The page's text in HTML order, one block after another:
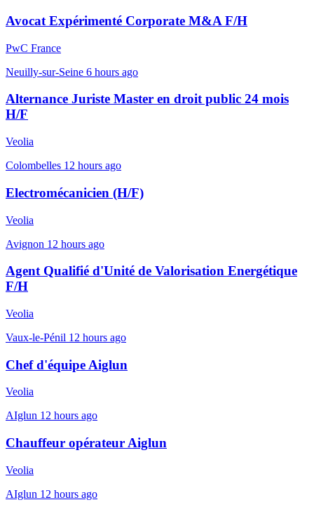
Avocat Expérimenté Corporate M&A F/H
PwC France
Neuilly-sur-Seine 6 hours ago
Alternance Juriste Master en droit public 24 mois
H/F
Veolia
Colombelles 12 hours ago
Electromécanicien (H/F)
Veolia
Avignon 12 hours ago
Agent Qualifié d'Unité de Valorisation Energétique
F/H
Veolia
Vaux-le-Pénil 12 hours ago
Chef d'équipe Aiglun
Veolia
AIglun 12 hours ago
Chauffeur opérateur Aiglun
Veolia
AIglun 12 hours ago